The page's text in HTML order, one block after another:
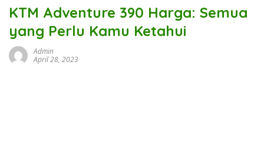
KTM Adventure 390 Harga: Semua
yang Perlu Kamu Ketahui
Admin
April 28, 2023